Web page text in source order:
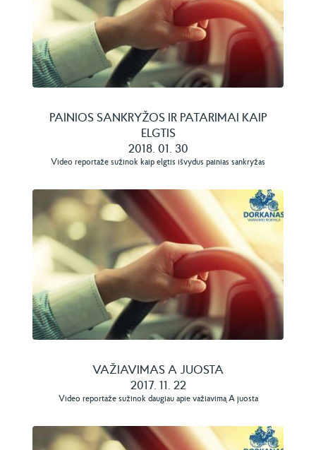
PAINIOS SANKRYŽOS IR PATARIMAI KAIP
ELGTIS
2018. 01. 30
Video reportaže sužinok kaip elgtis išvydus painias sankryžas
VAŽIAVIMAS A JUOSTA
2017. 11. 22
Video reportaže sužinok daugiau apie važiavimą A juosta